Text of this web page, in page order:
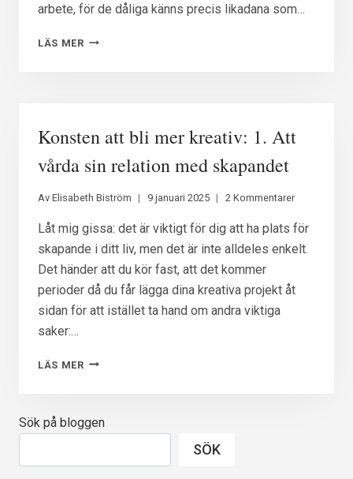
arbete, för de dåliga känns precis likadana som…
LÄS MERKONSTEN
FÅNGA
INNAN
Konsten att bli mer kreativ: 1. Att
vårda sin relation med skapandet
Av Elisabeth Biström 9 januari 2025 2 Kommentarer
Låt mig gissa: det är viktigt för dig att ha plats för
skapande i ditt liv, men det är inte alldeles enkelt.
Det händer att du kör fast, att det kommer
perioder då du får lägga dina kreativa projekt åt
sidan för att istället ta hand om andra viktiga
saker:…
LÄS MERKONSTEN
KREATIV:
Sök på bloggen
SÖK